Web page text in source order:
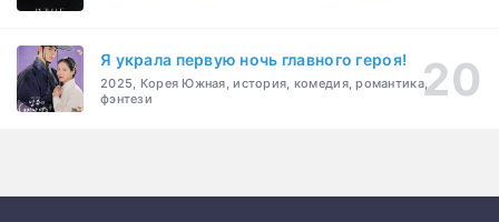
Я украла первую ночь главного героя!
2025, Корея Южная, история, комедия, романтика,
фэнтези